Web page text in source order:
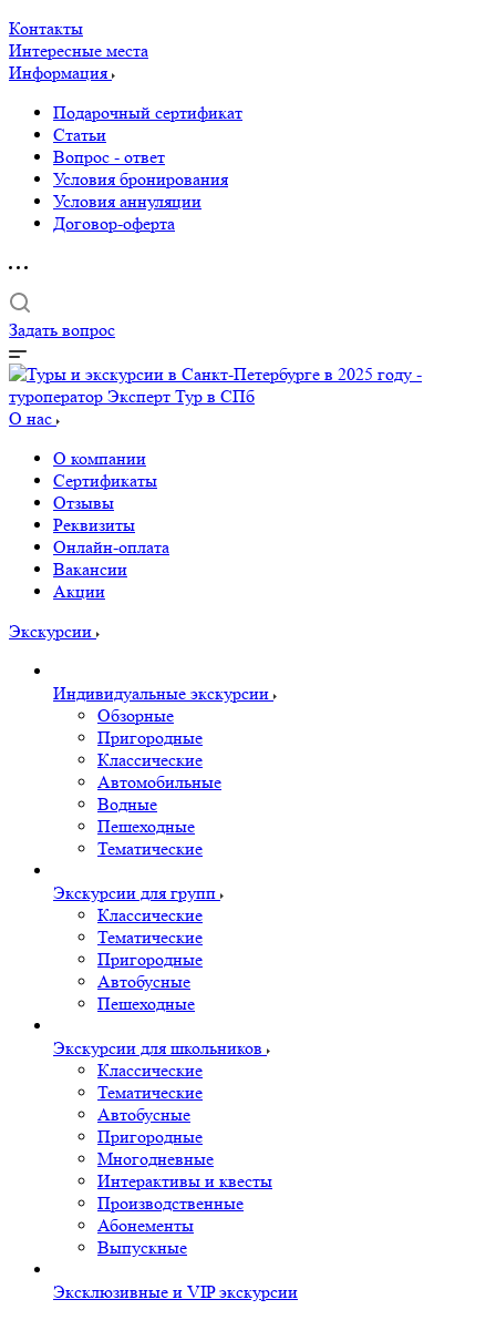
Контакты
Интересные места
Информация
Подарочный сертификат
Статьи
Вопрос - ответ
Условия бронирования
Условия аннуляции
Договор-оферта
Задать вопрос
О нас
О компании
Сертификаты
Отзывы
Реквизиты
Онлайн-оплата
Вакансии
Акции
Экскурсии
Индивидуальные экскурсии
Обзорные
Пригородные
Классические
Автомобильные
Водные
Пешеходные
Тематические
Экскурсии для групп
Классические
Тематические
Пригородные
Автобусные
Пешеходные
Экскурсии для школьников
Классические
Тематические
Автобусные
Пригородные
Многодневные
Интерактивы и квесты
Производственные
Абонементы
Выпускные
Эксклюзивные и VIP экскурсии